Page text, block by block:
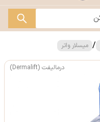
/ میسلار واتر
درمالیفت (Dermalift)